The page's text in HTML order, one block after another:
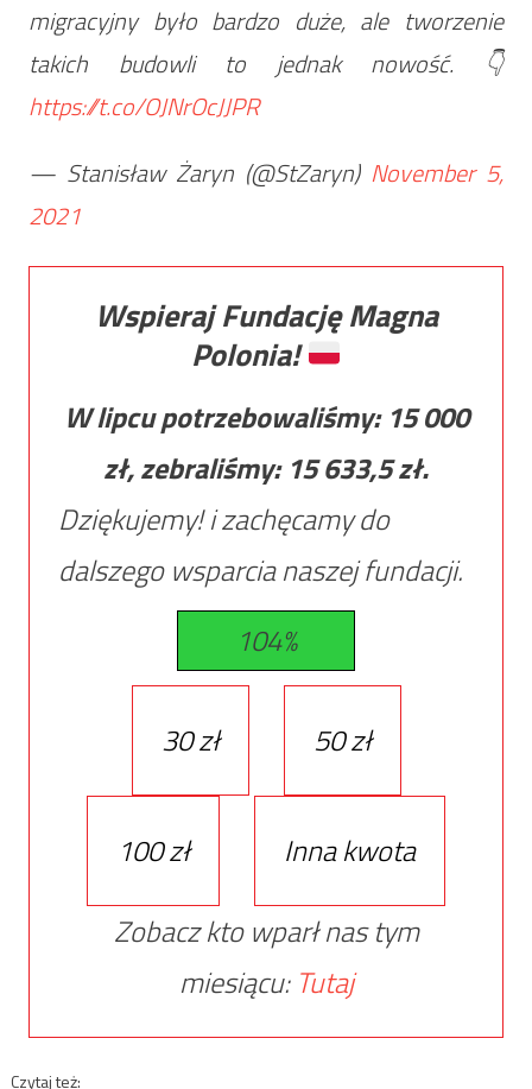
migracyjny było bardzo duże, ale tworzenie
takich budowli to jednak nowość. 👇
https://t.co/OJNrOcJJPR
— Stanisław Żaryn (@StZaryn) November 5,
2021
Wspieraj Fundację Magna
Polonia!
W lipcu potrzebowaliśmy: 15 000
zł, zebraliśmy: 15 633,5zł.
Dziękujemy! i zachęcamy do
dalszego wsparcia naszej fundacji.
104%
30 zł 50 zł
100 zł
Inna kwota
Zobacz kto wparł nas tym
miesiącu: Tutaj
Czytaj też: